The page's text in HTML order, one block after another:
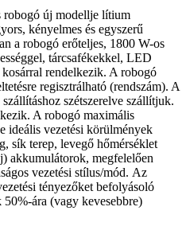
új modellje lítium
kényelmes és egyszerű
a robogó erőteljes, 1800 W-os
tárcsafékekkel, LED
rendelkezik. A robogó
regisztrálható (rendszám). A
szétszerelve szállítjuk.
A robogó maximális
ideális vezetési körülmények
sík terep, levegő hőmérséklet
akkumulátorok, megfelelően
vezetési stílus/mód. Az
tényezőket befolyásoló
ára (vagy kevesebbre)